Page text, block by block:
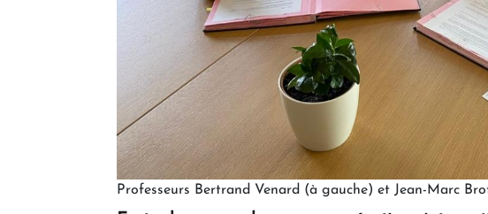
Professeurs Bertrand Venard (à gauche) et Jean-Marc